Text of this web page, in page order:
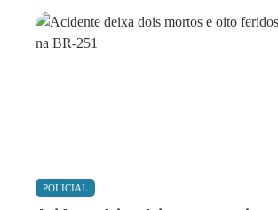
POLICIAL